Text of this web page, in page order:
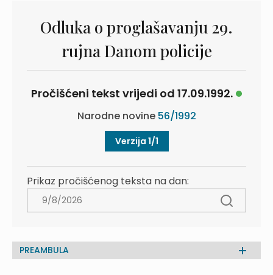
Odluka o proglašavanju 29.
rujna Danom policije
Pročišćeni tekst vrijedi od 17.09.1992.
Narodne novine 56/1992
Verzija 1/1
Prikaz pročišćenog teksta na dan:
PREAMBULA